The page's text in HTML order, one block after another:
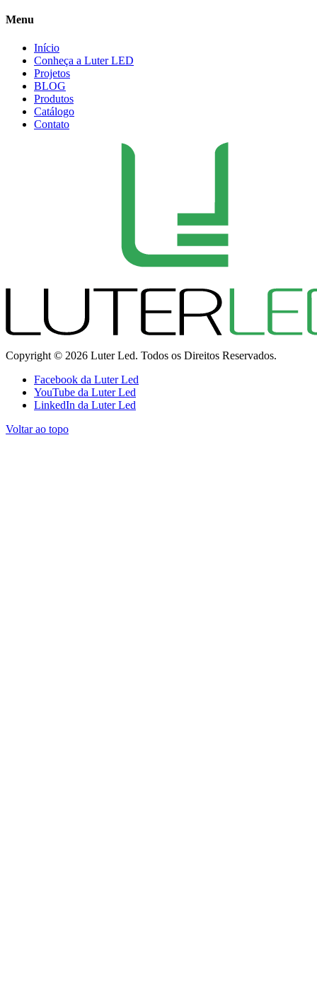
Menu
Início
Conheça a Luter LED
Projetos
BLOG
Produtos
Catálogo
Contato
Copyright © 2026 Luter Led. Todos os Direitos Reservados.
Facebook da Luter Led
YouTube da Luter Led
LinkedIn da Luter Led
Voltar ao topo